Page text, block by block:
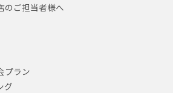
のご担当者様へ
プラン
グ